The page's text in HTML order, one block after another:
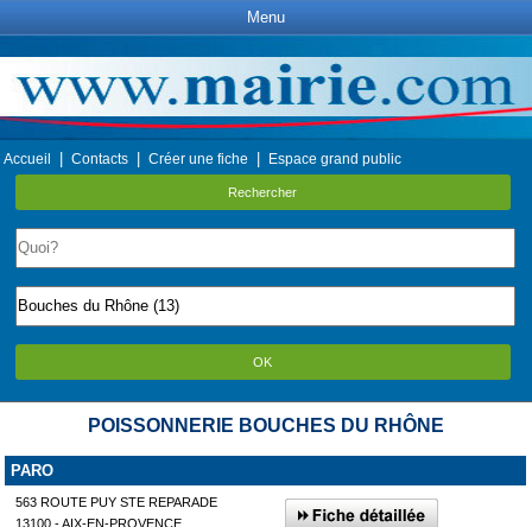
Menu
Accueil Contacts Créer une fiche Espace grand public
Rechercher
OK
POISSONNERIE BOUCHES DU RHÔNE
PARO
563 ROUTE PUY STE REPARADE
13100 - AIX-EN-PROVENCE